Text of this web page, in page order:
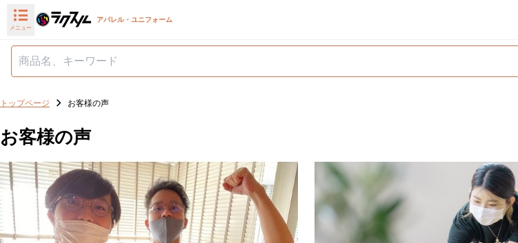
メニュー
アパレル・ユニフォーム
トップページ お客様の声
お客様の声